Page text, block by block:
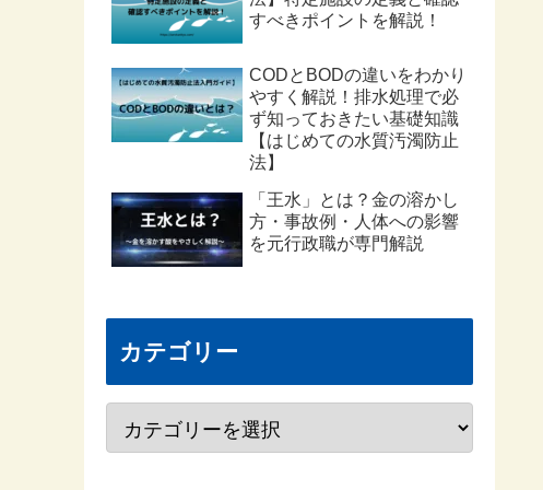
すべきポイントを解説！
CODとBODの違いをわかり
やすく解説！排水処理で必
ず知っておきたい基礎知識
【はじめての水質汚濁防止
法】
「王水」とは？金の溶かし
方・事故例・人体への影響
を元行政職が専門解説
カテゴリー